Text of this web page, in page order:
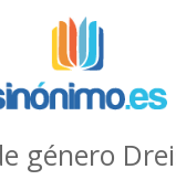
género